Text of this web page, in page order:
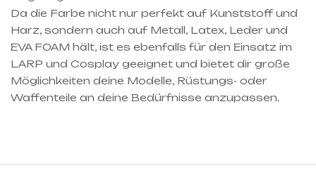
Da die Farbe nicht nur perfekt auf Kunststoff und
Harz, sondern auch auf Metall, Latex, Leder und
EVA FOAM hält, ist es ebenfalls für den Einsatz im
LARP und Cosplay geeignet und bietet dir große
Möglichkeiten deine Modelle, Rüstungs- oder
Waffenteile an deine Bedürfnisse anzupassen.